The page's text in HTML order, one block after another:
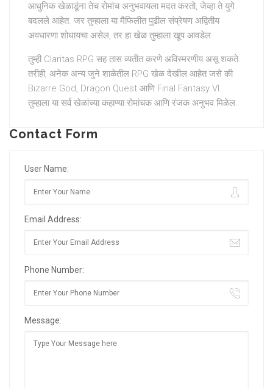
आधुनिक खेळाडूंना तेच रोमांच अनुभवायला मदत करतो, जेव्हा ते युगे
बदलले आहेत. जर तुम्हाला या मैफिलीत पुढील संप्रेषण अद्वितीय
अवधारणा शोधायचा असेल, तर हा खेळ तुम्हाला खूप आवडेल.
तुम्ही Claritas RPG सह तास व्यतीत करणे अविस्मरणीय असू शकते.
तरीही, अनेक अन्य जुने शाळेतील RPG खेळ देखील आहेत जसे की
Bizarre God, Dragon Quest आणि Final Fantasy VI.
तुम्हाला या सर्व खेळांच्या कहाण्या रोमांचक आणि रंजक अनुभव मिळेल.
Contact Form
User Name:
Email Address:
Phone Number:
Message: